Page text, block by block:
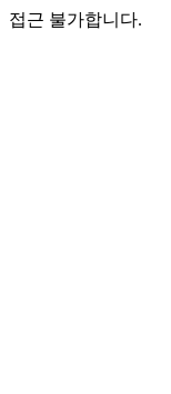
접근 불가합니다.